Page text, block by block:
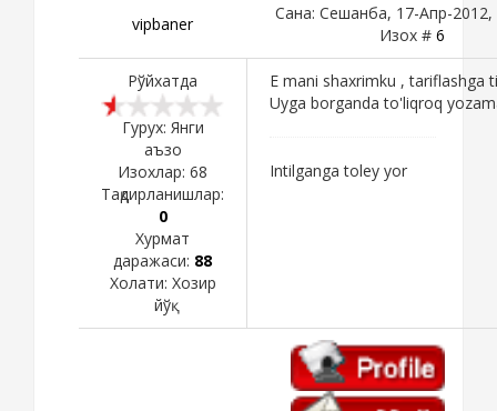
vipbaner
Сана: Сешанба, 17-Апр-
Изох # 6
Рўйхатда
Гурух: Янги
аъзо
Изохлар: 68
Тақдирланишлар:
0
Хурмат
даражаси: 88
Холати: Хозир
йўқ
E mani shaxrimku , tariflashga
Uyga borganda to'liqroq
Intilganga toley yor